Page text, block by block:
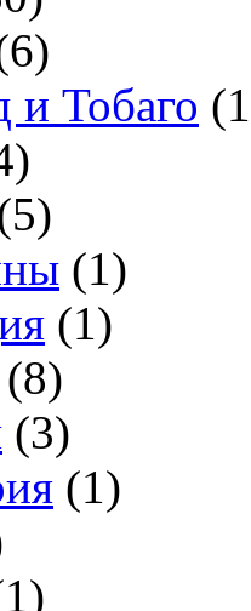
и Тобаго
(1)
(1)
(8)
(3)
(1)